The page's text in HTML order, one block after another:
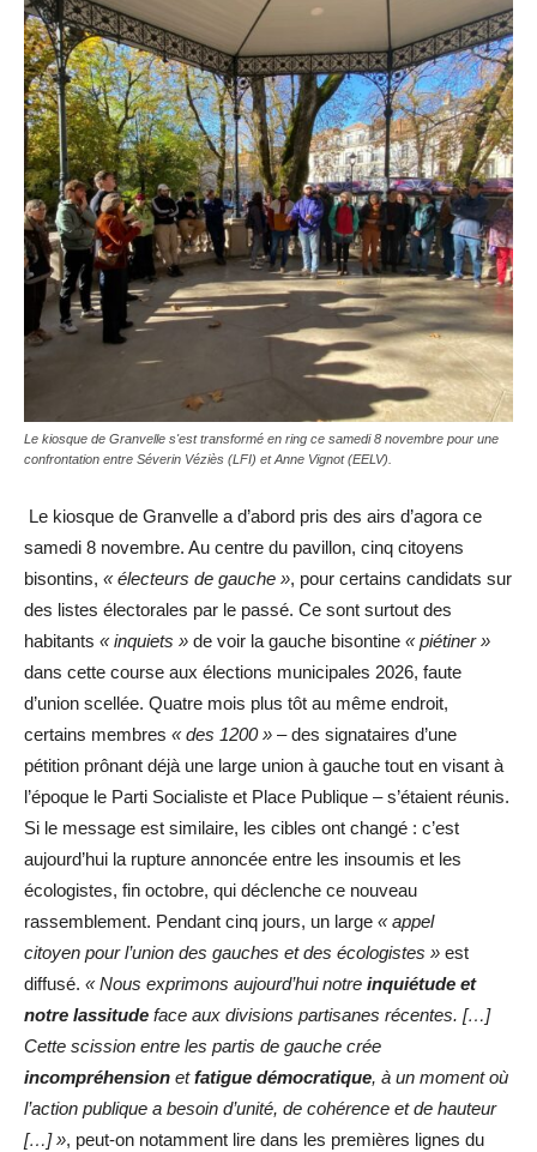
Le kiosque de Granvelle s'est transformé en ring ce samedi 8 novembre pour une
confrontation entre Séverin Véziès (LFI) et Anne Vignot (EELV).
Le kiosque de Granvelle a d’abord pris des airs d’agora ce
samedi 8 novembre. Au centre du pavillon, cinq citoyens
bisontins, « électeurs de gauche », pour certains candidats sur
des listes électorales par le passé. Ce sont surtout des
habitants « inquiets » de voir la gauche bisontine « piétiner »
dans cette course aux élections municipales 2026, faute
d’union scellée. Quatre mois plus tôt au même endroit,
certains membres « des 1200 » – des signataires d’une
pétition prônant déjà une large union à gauche tout en visant à
l’époque le Parti Socialiste et Place Publique – s’étaient réunis.
Si le message est similaire, les cibles ont changé : c’est
aujourd’hui la rupture annoncée entre les insoumis et les
écologistes, fin octobre, qui déclenche ce nouveau
rassemblement. Pendant cinq jours, un large « appel
citoyen pour l’union des gauches et des écologistes » est
diffusé. « Nous exprimons aujourd’hui notre inquiétude et
notre lassitude face aux divisions partisanes récentes. […]
Cette scission entre les partis de gauche crée
incompréhension etfatigue démocratique, à un moment où
l’action publique a besoin d’unité, de cohérence et de hauteur
[…] », peut-on notamment lire dans les premières lignes du